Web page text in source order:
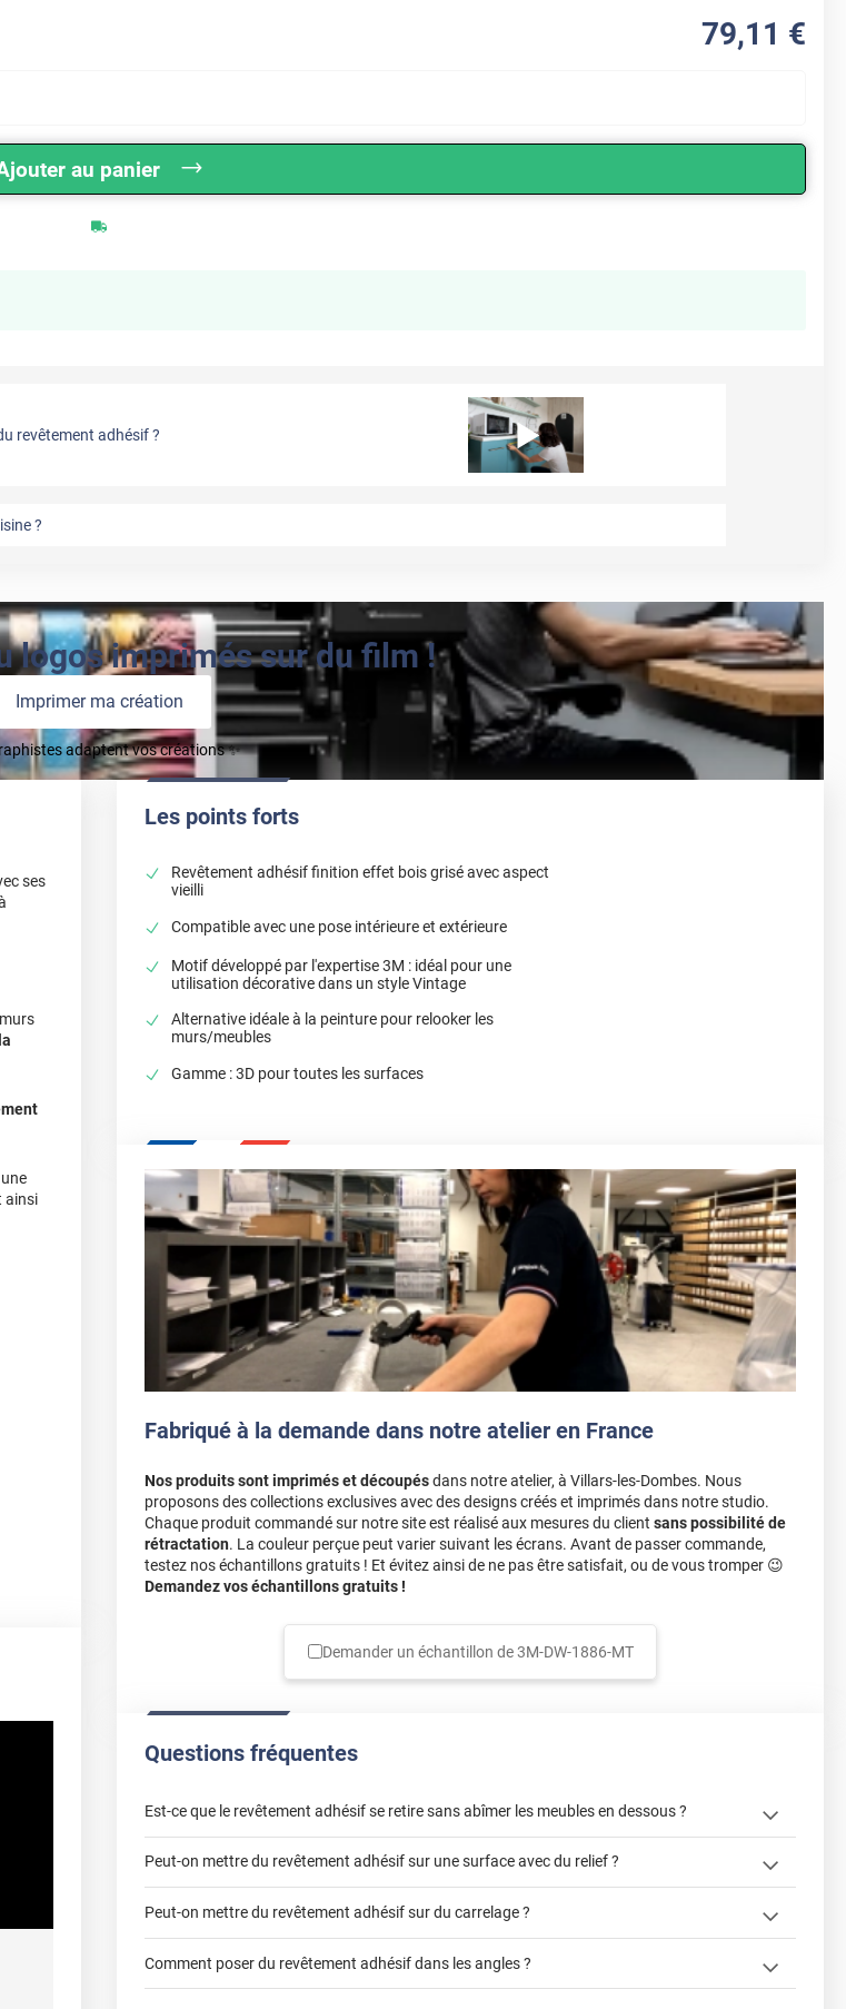
79,11 €
au panier
revêtement adhésif ?
?
logos imprimés sur du film !
Imprimer ma création
adaptent vos créations ✨
ses
ainsi
Les points forts
Revêtement adhésif finition effet bois grisé avec aspect
vieilli
Compatible avec une pose intérieure et extérieure
Motif développé par l'expertise 3M : idéal pour une
utilisation décorative dans un style Vintage
Alternative idéale à la peinture pour relooker les
murs/meubles
Gamme : 3D pour toutes les surfaces
Fabriqué à la demande dans notre atelier en France
Nos produits sont imprimés et découpésdans notre atelier, à Villars-les-Dombes. Nous
proposons des collections exclusives avec des designs créés et imprimés dans notre studio.
Chaque produit commandé sur notre site est réalisé aux mesures du client sans possibilité de
rétractation. La couleur perçue peut varier suivant les écrans. Avant de passer commande,
testez nos échantillons gratuits ! Et évitez ainsi de ne pas être satisfait, ou de vous tromper 😉
Demandez vos échantillons gratuits !
Demander un échantillon de3M-DW-1886-MT
Questions fréquentes
Est-ce que le revêtement adhésif se retire sans abîmer les meubles en dessous ?
Utiliser une solution de dépose pour annuler l'action de la colle
S'aider d'un décapeur thermique : la colle va ramollir le film et la colle. Vous retirez
Peut-on mettre du revêtement adhésif sur une surface avec du relief ?
Peut-on mettre du revêtement adhésif sur du carrelage ?
Comment poser du revêtement adhésif dans les angles ?